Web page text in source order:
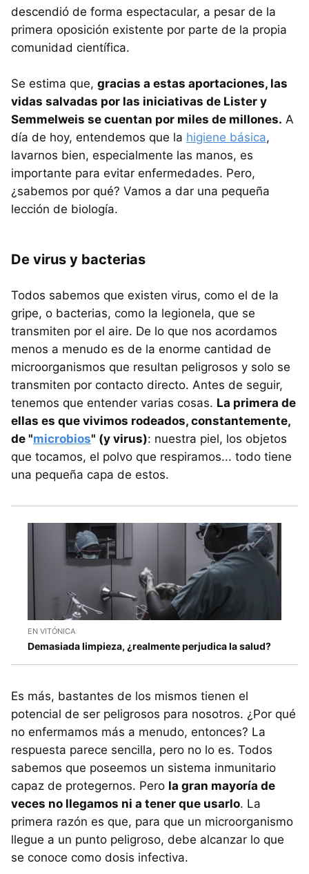
descendió de forma espectacular, a pesar de la
primera oposición existente por parte de la propia
comunidad científica.
Se estima que, gracias a estas aportaciones, las
vidas salvadas por las iniciativas de Lister y
Semmelweis se cuentan por miles de millones. A
día de hoy, entendemos que la higiene básica,
lavarnos bien, especialmente las manos, es
importante para evitar enfermedades. Pero,
¿sabemos por qué? Vamos a dar una pequeña
lección de biología.
De virus y bacterias
Todos sabemos que existen virus, como el de la
gripe, o bacterias, como la legionela, que se
transmiten por el aire. De lo que nos acordamos
menos a menudo es de la enorme cantidad de
microorganismos que resultan peligrosos y solo se
transmiten por contacto directo. Antes de seguir,
tenemos que entender varias cosas. La primera de
ellas es que vivimos rodeados, constantemente,
de "microbios" (y virus): nuestra piel, los objetos
que tocamos, el polvo que respiramos... todo tiene
una pequeña capa de estos.
EN VITÓNICA
Demasiada limpieza, ¿realmente perjudica la salud?
Es más, bastantes de los mismos tienen el
potencial de ser peligrosos para nosotros. ¿Por qué
no enfermamos más a menudo, entonces? La
respuesta parece sencilla, pero no lo es. Todos
sabemos que poseemos un sistema inmunitario
capaz de protegernos. Pero la gran mayoría de
veces no llegamos ni a tener que usarlo. La
primera razón es que, para que un microorganismo
llegue a un punto peligroso, debe alcanzar lo que
se conoce como dosis infectiva.